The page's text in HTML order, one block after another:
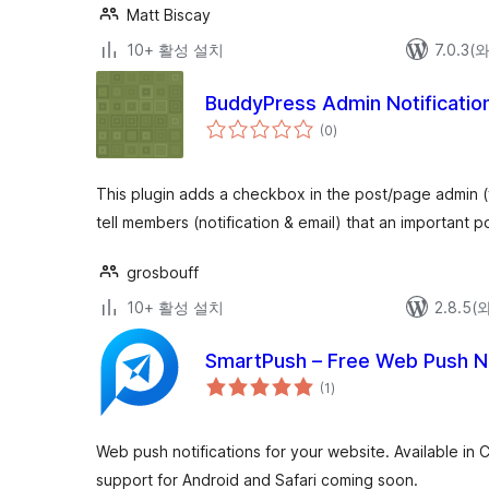
Matt Biscay
10+ 활성 설치
7.0.3(
BuddyPress Admin
(0전
체)
This plugin adds a checkbox in the post/page admin
tell members (notification & email) that an important
grosbouff
10+ 활성 설치
2.8.5(
SmartPush – Free Web Push
(1전
체)
Web push notifications for your website. Available in
support for Android and Safari coming soon.